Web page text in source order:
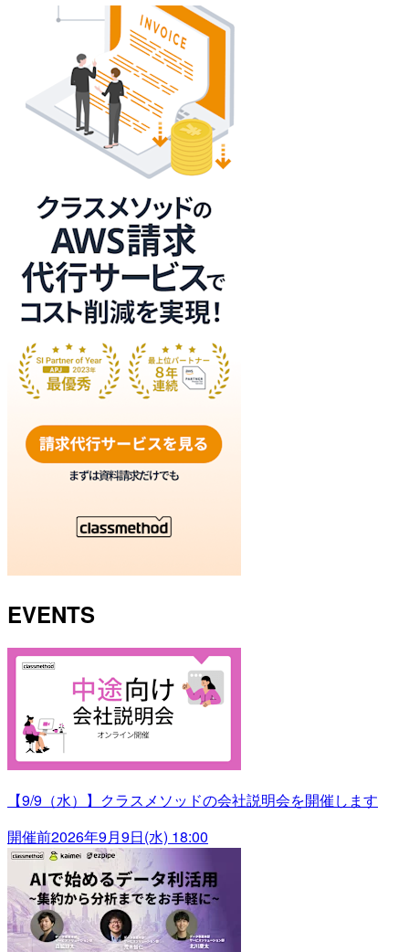
EVENTS
【9/9（水）】クラスメソッドの会社説明会を開催します
開催前2026年9月9日(水) 18:00